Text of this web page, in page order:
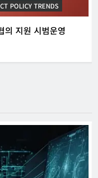
POLICY TRENDS
의 지원 시범운영